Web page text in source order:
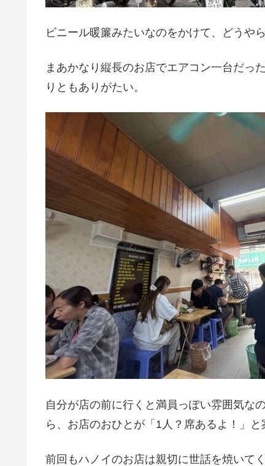
ビニール暖簾みたいなのをかけて、どうや
まあかなり縦長のお店でエアコン一台だっ
りともありがたい。
自分が店の前に行くと満員っぽい雰囲気な
ら、お店のおひとが「1人？席あるよ！」と
前回もハノイのお店は親切に世話を焼いて